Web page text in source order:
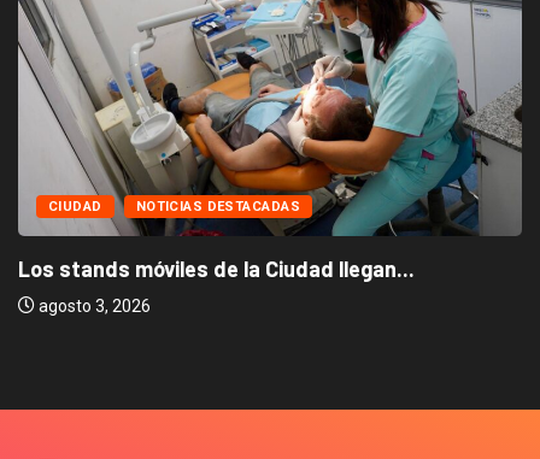
CIUDAD NOTICIAS DESTACADAS
Los stands móviles de la Ciudad llegan...
agosto 3, 2026